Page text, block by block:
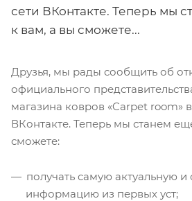
сети ВКонтакте. Теперь мы
к вам, а вы сможете...
Друзья, мы рады сообщить об
официального
магазина ковров «Carpet room»
ВКонтакте. Теперь мы станем
сможете:
получать самую актуальную
информацию из первых уст;